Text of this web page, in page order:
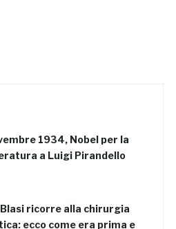
1934, Nobel per la
a Luigi Pirandello
Blasi ricorre alla chirurgia
ecco come era prima e